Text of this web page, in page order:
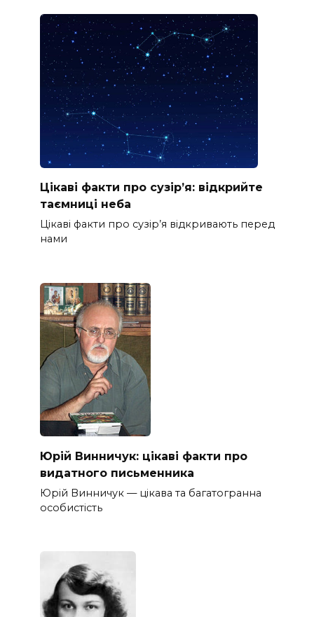
Цікаві факти про сузір’я: відкрийте
таємниці неба
Цікаві факти про сузір’я відкривають перед
нами
Юрій Винничук: цікаві факти про
видатного письменника
Юрій Винничук — цікава та багатогранна
особистість